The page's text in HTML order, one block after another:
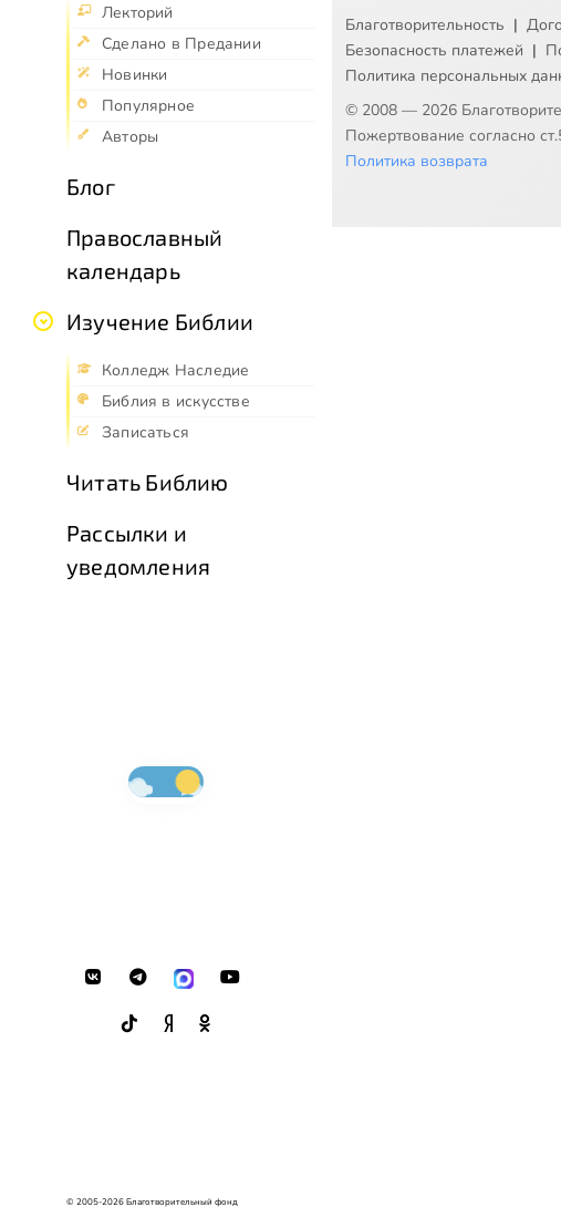
Лекторий
Сделано в Предании
Новинки
Популярное
Авторы
Блог
Православный
календарь
Изучение Библии
Колледж Наследие
Библия в искусстве
Записаться
Читать Библию
Рассылки и
уведомления
© 2005-2026 Благотворительный фонд
Благотворительность |
Безопасность платежей |
Политика персональных
© 2008 — 2026
Пожертвование согласно
Политика возврата